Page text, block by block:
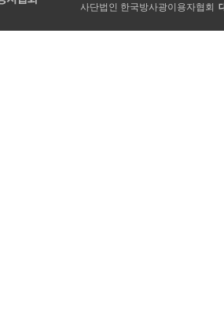
사단법인 한국방사광이용자협회